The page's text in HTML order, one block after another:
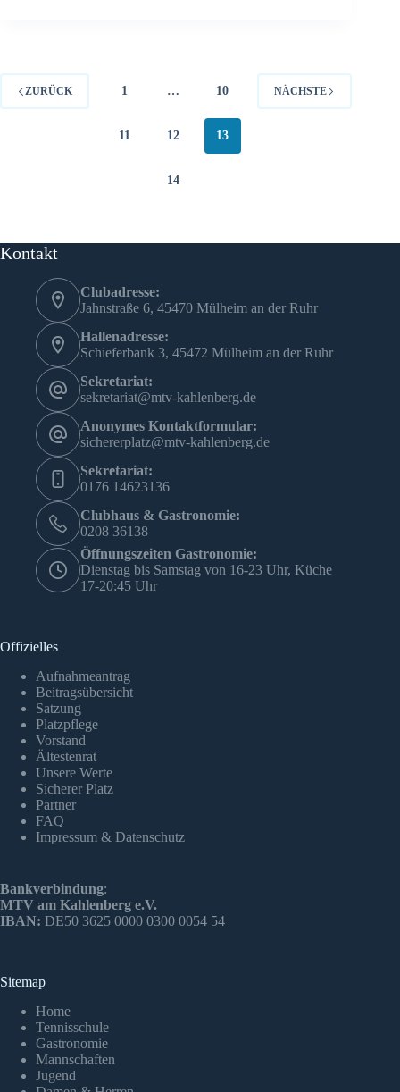
Drevenack
ZURÜCK 1 … 10
11 12 13
14
NÄCHSTE
Kontakt
Clubadresse:
Jahnstraße 6, 45470 Mülheim an der Ruhr
Hallenadresse:
Schieferbank 3, 45472 Mülheim an der Ruhr
Sekretariat:
sekretariat@mtv-kahlenberg.de
Anonymes Kontaktformular:
sichererplatz@mtv-kahlenberg.de
Sekretariat:
0176 14623136
Clubhaus & Gastronomie:
0208 36138
Öffnungszeiten Gastronomie:
Dienstag bis Samstag von 16-23 Uhr, Küche
17-20:45 Uhr
Offizielles
Aufnahmeantrag
Beitragsübersicht
Satzung
Platzpflege
Vorstand
Ältestenrat
Unsere Werte
Sicherer Platz
Partner
FAQ
Impressum & Datenschutz
Bankverbindung:
MTV am Kahlenberg e.V.
IBAN: DE50 3625 0000 0300 0054 54
Sitemap
Home
Tennisschule
Gastronomie
Mannschaften
Jugend